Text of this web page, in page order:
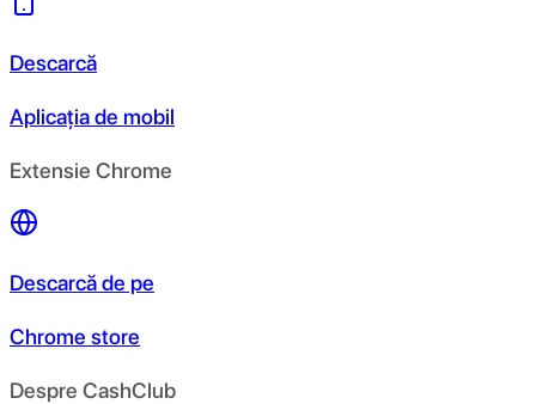
Descarcă
Aplicația de mobil
Extensie Chrome
Descarcă de pe
Chrome store
Despre CashClub